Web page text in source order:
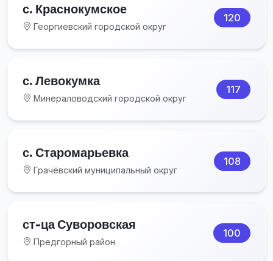
с. Краснокумское
Георгиевский городской округ
120
с. Левокумка
Минераловодский городской округ
117
с. Старомарьевка
Грачёвский муниципальный округ
108
ст-ца Суворовская
Предгорный район
100